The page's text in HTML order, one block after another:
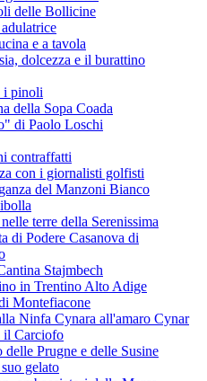
delle Bollicine
e a tavola
dolcezza e il burattino
i pinoli
della Sopa Coada
di Paolo Loschi
contraffatti
con i giornalisti golfisti
del Manzoni Bianco
terre della Serenissima
di Podere Casanova di
Stajmbech
in Trentino Alto Adige
Montefiacone
Ninfa Cynara all'amaro Cynar
il Carciofo
delle Prugne e delle Susine
gelato